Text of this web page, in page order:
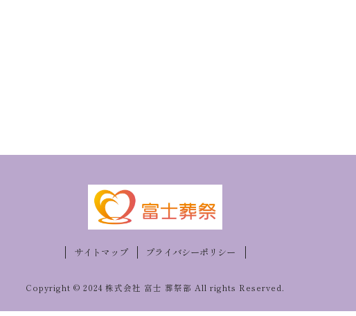
サイトマップ プライバシーポリシー
Copyright © 2024 株式会社 富士 葬祭部 All rights Reserved.